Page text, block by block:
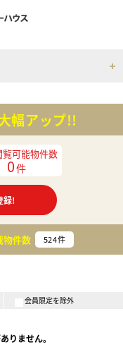
幅アップ!!
覧可能物件数
0件
録!
物件数 524件
会員限定を除外
りません。